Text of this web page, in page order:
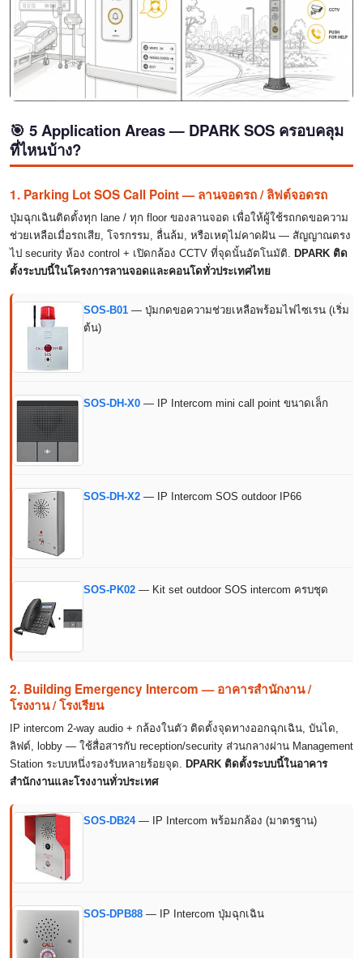
🎯 5 Application Areas — DPARK SOS ครอบคลุม
ที่ไหนบ้าง?
1. Parking Lot SOS Call Point — ลานจอดรถ / ลิฟต์จอดรถ
ปุ่มฉุกเฉินติดตั้งทุก lane / ทุก floor ของลานจอด เพื่อให้ผู้ใช้รถกดขอความ
ช่วยเหลือเมื่อรถเสีย, โจรกรรม, ลื่นล้ม, หรือเหตุไม่คาดฝัน — สัญญาณตรง
ไป security ห้อง control + เปิดกล้อง CCTV ที่จุดนั้นอัตโนมัติ. DPARK ติด
ตั้งระบบนี้ในโครงการลานจอดและคอนโดทั่วประเทศไทย
SOS-B01 — ปุ่มกดขอความช่วยเหลือพร้อมไฟไซเรน (เริ่ม
ต้น)
SOS-DH-X0 — IP Intercom mini call point ขนาดเล็ก
SOS-DH-X2 — IP Intercom SOS outdoor IP66
SOS-PK02 — Kit set outdoor SOS intercom ครบชุด
2. Building Emergency Intercom — อาคารสำนักงาน /
โรงงาน / โรงเรียน
IP intercom 2-way audio + กล้องในตัว ติดตั้งจุดทางออกฉุกเฉิน, บันได,
ลิฟต์, lobby — ใช้สื่อสารกับ reception/security ส่วนกลางผ่าน Management
Station ระบบหนึ่งรองรับหลายร้อยจุด. DPARK ติดตั้งระบบนี้ในอาคาร
สำนักงานและโรงงานทั่วประเทศ
SOS-DB24— IP Intercom พร้อมกล้อง (มาตรฐาน)
SOS-DPB88 — IP Intercom ปุ่มฉุกเฉิน